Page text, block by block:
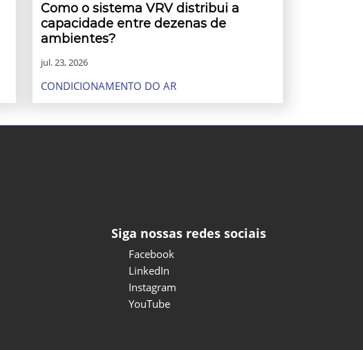
Como o sistema VRV distribui a
capacidade entre dezenas de
ambientes?
jul. 23, 2026
CONDICIONAMENTO DO AR
Siga nossas redes sociais
Facebook
LinkedIn
Instagram
YouTube